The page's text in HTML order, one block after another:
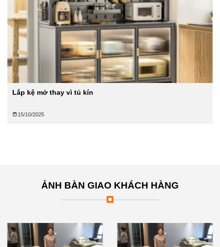
Lắp kệ mở thay vì tủ kín
15/10/2025
ẢNH BÀN GIAO KHÁCH HÀNG